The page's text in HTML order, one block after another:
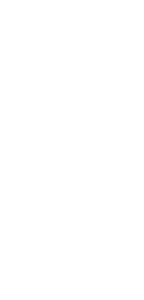
｡ 劇情從